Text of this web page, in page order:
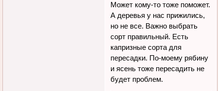
Может кому-то тоже поможет.
А деревья у нас прижились,
но не все. Важно выбрать
сорт правильный. Есть
капризные сорта для
пересадки. По-моему рябину
и ясень тоже пересадить не
будет проблем.